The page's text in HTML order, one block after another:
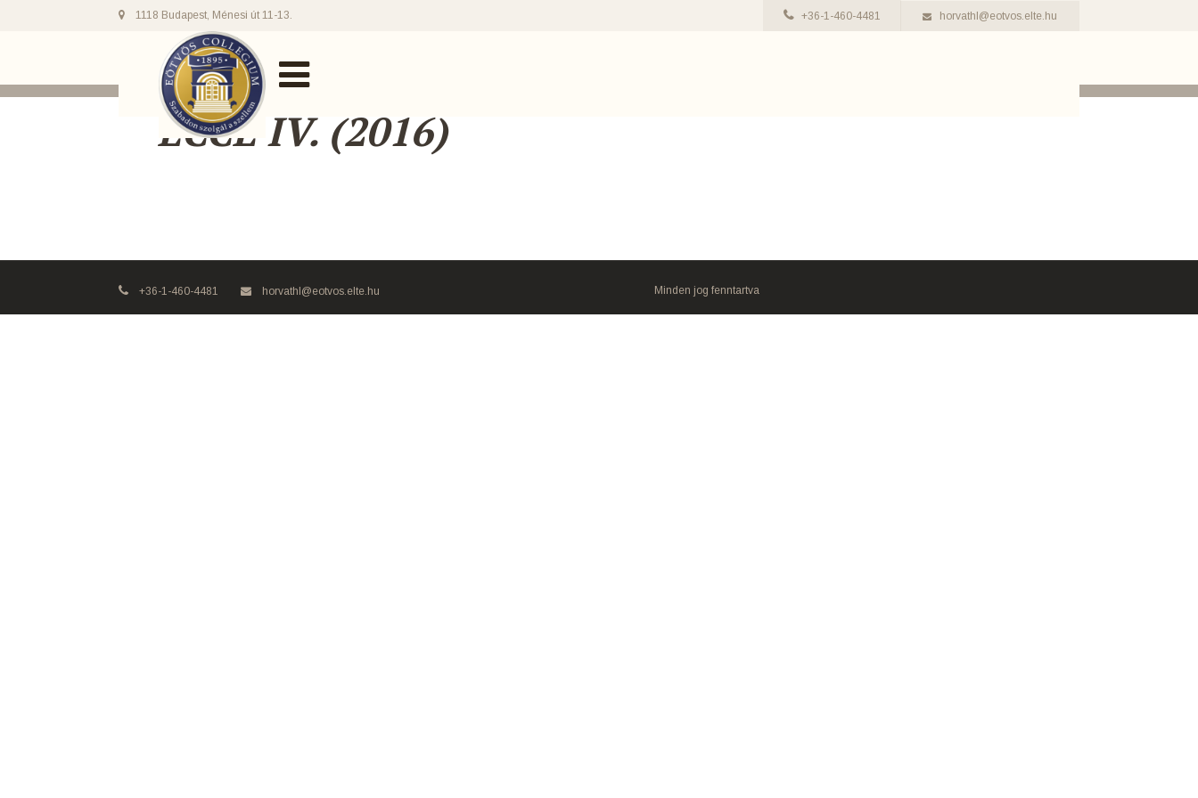
1118 Budapest, Ménesi út 11-13. +36-1-460-4481 horvathl@eotvos.elte.hu
ECCE IV. (2016)
+36-1-460-4481 horvathl@eotvos.elte.hu Minden jog fenntartva